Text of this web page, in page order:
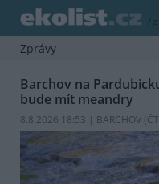
/
Zprávy
Barchov na
bude mít meandry
8.8.2026 18:53 | BARCHOV (